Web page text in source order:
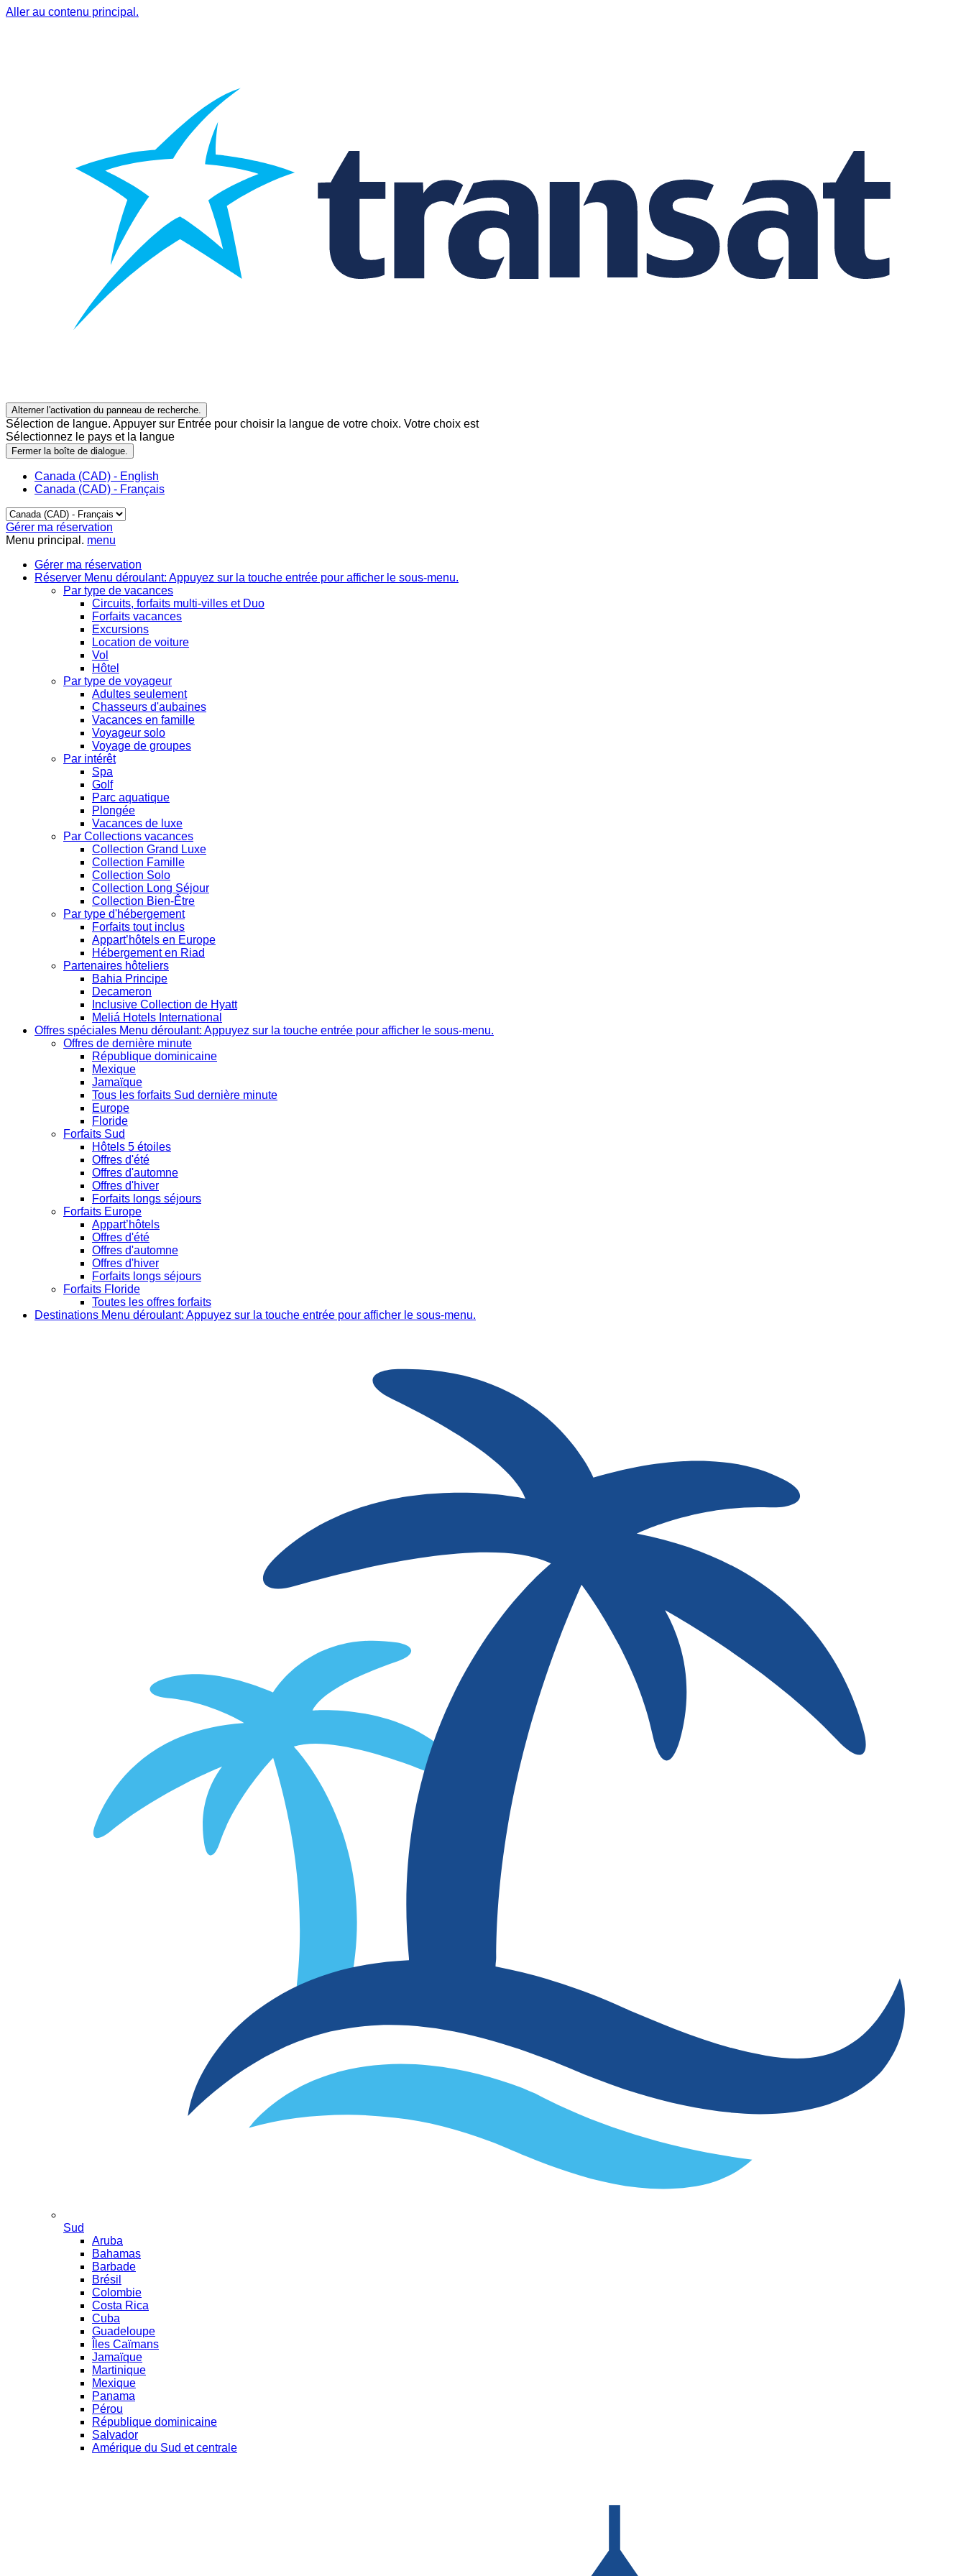
Aller au contenu principal.
Alterner l'activation du panneau de recherche.
Sélection de langue. Appuyer sur Entrée pour choisir la langue de votre choix. Votre choix est
Sélectionnez le pays et la langue
Fermer la boîte de dialogue.
Canada (CAD) - English
Canada (CAD) - Français
Gérer ma réservation
Menu principal. menu
Gérer ma réservation
Réserver Menu déroulant: Appuyez sur la touche entrée pour afficher le sous-menu.
Par type de vacances
Circuits, forfaits multi-villes et Duo
Forfaits vacances
Excursions
Location de voiture
Vol
Hôtel
Par type de voyageur
Adultes seulement
Chasseurs d'aubaines
Vacances en famille
Voyageur solo
Voyage de groupes
Par intérêt
Spa
Golf
Parc aquatique
Plongée
Vacances de luxe
Par Collections vacances
Collection Grand Luxe
Collection Famille
Collection Solo
Collection Long Séjour
Collection Bien-Être
Par type d'hébergement
Forfaits tout inclus
Appart’hôtels en Europe
Hébergement en Riad
Partenaires hôteliers
Bahia Principe
Decameron
Inclusive Collection de Hyatt
Meliá Hotels International
Offres spéciales Menu déroulant: Appuyez sur la touche entrée pour afficher le sous-menu.
Offres de dernière minute
République dominicaine
Mexique
Jamaïque
Tous les forfaits Sud dernière minute
Europe
Floride
Forfaits Sud
Hôtels 5 étoiles
Offres d'été
Offres d'automne
Offres d'hiver
Forfaits longs séjours
Forfaits Europe
Appart’hôtels
Offres d'été
Offres d'automne
Offres d'hiver
Forfaits longs séjours
Forfaits Floride
Toutes les offres forfaits
Destinations Menu déroulant: Appuyez sur la touche entrée pour afficher le sous-menu.
Sud
Aruba
Bahamas
Barbade
Brésil
Colombie
Costa Rica
Cuba
Guadeloupe
Îles Caïmans
Jamaïque
Martinique
Mexique
Panama
Pérou
République dominicaine
Salvador
Amérique du Sud et centrale